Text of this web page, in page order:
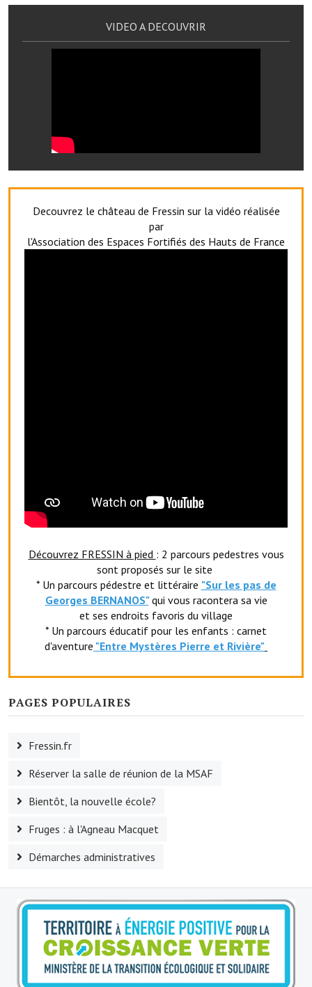
Autres groupements
Le conseil départemental
VILLE PRATIQUE
Services publics intercommunaux
Etablissements scolaires
Commerçants, artisans
Commerces et professions libérales
Agents immobiliers
Réserver une salle
Salle Georges Delépine
Maison des services et des associations fressinoises
VILLE ACTIVE
Village culturel
La société musicale de l'Avenir Fressinois
La troupe théâtrale de l'Avenir Fressinois
Les Amis du Patrimoine
L'association du château
VIDEO A DECOUVRIR
Decouvrez le château de Fressin sur la vidéo réalisée
par
l'Association des Espaces Fortifiés des Hauts de France
Découvrez FRESSIN à pied : 2 parcours pedestres vous
sont proposés sur le site
* Un parcours pédestre et littéraire "Sur les pas de
Georges BERNANOS" qui vous racontera sa vie
et ses endroits favoris du village
* Un parcours éducatif pour les enfants : carnet
d'aventure "Entre Mystères Pierre et Rivière"
PAGES POPULAIRES
Fressin.fr
Réserver la salle de réunion de la MSAF
Bientôt, la nouvelle école?
Fruges : à l'Agneau Macquet
Démarches administratives